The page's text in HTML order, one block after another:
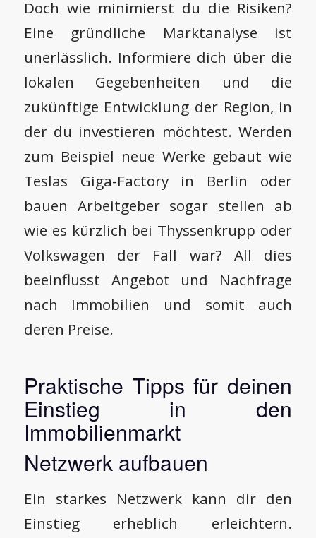
Doch wie minimierst du die Risiken?
Eine gründliche Marktanalyse ist
unerlässlich. Informiere dich über die
lokalen Gegebenheiten und die
zukünftige Entwicklung der Region, in
der du investieren möchtest. Werden
zum Beispiel neue Werke gebaut wie
Teslas Giga-Factory in Berlin oder
bauen Arbeitgeber sogar stellen ab
wie es kürzlich bei Thyssenkrupp oder
Volkswagen der Fall war? All dies
beeinflusst Angebot und Nachfrage
nach Immobilien und somit auch
deren Preise.
Praktische Tipps für deinen
Einstieg in den
Immobilienmarkt
Netzwerk aufbauen
Ein starkes Netzwerk kann dir den
Einstieg erheblich erleichtern.